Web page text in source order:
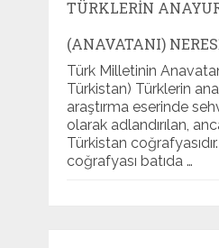
TÜRKLERIN
(ANAVATANI)
Türk Milletinin
Türkistan) Türklerin
araştırma eserinde
olarak adlandırılan,
Türkistan
coğrafyası batıda …